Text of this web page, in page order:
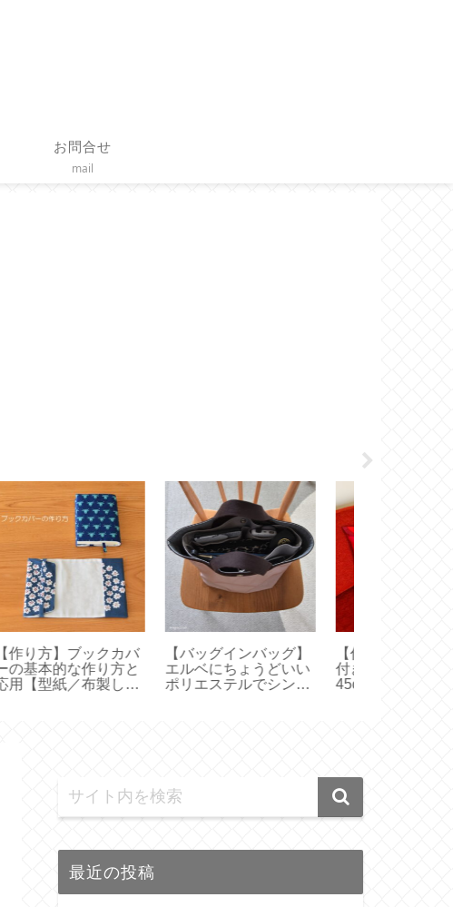
お問合せ
mail
【バッグインバッグ】
エルベにちょうどいい
ポリエステルでシンプ
【作り方】ファスナー
付きクッションカバー
45cm×45cm 横長一枚
最近の投稿